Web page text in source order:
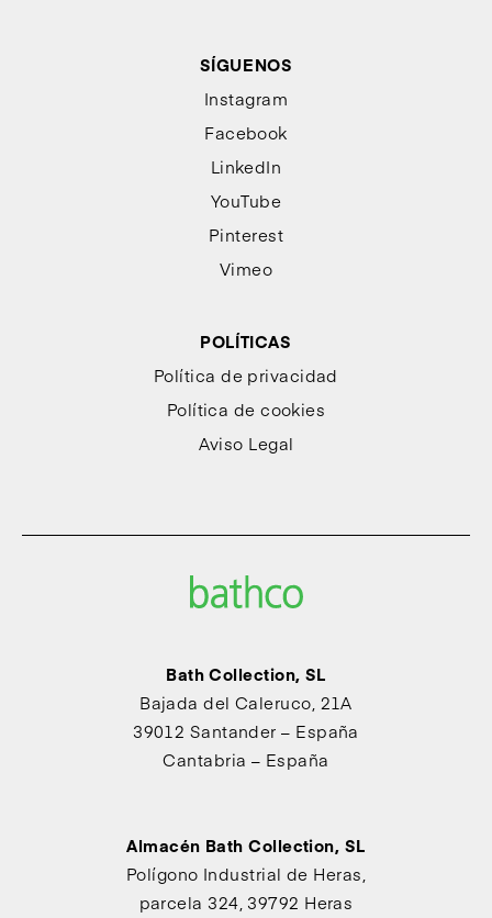
SÍGUENOS
Instagram
Facebook
LinkedIn
YouTube
Pinterest
Vimeo
POLÍTICAS
Política de privacidad
Política de cookies
Aviso Legal
Bath Collection, SL
Bajada del Caleruco, 21A
39012 Santander – España
Cantabria – España
Almacén Bath Collection, SL
Polígono Industrial de Heras,
parcela 324, 39792 Heras